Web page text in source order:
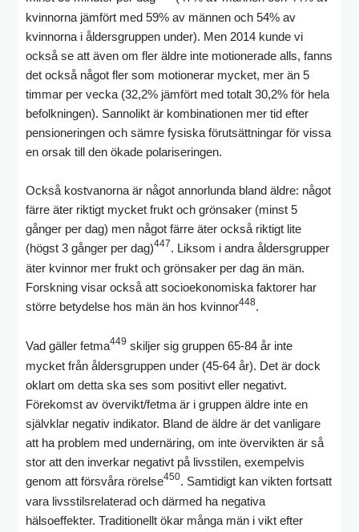
kvinnorna jämfört med 59% av männen och 54% av
kvinnorna i åldersgruppen under). Men 2014 kunde vi
också se att även om fler äldre inte motionerade alls, fanns
det också något fler som motionerar mycket, mer än 5
timmar per vecka (32,2% jämfört med totalt 30,2% för hela
befolkningen). Sannolikt är kombinationen mer tid efter
pensioneringen och sämre fysiska förutsättningar för vissa
en orsak till den ökade polariseringen.
Också kostvanorna är något annorlunda bland äldre: något
färre äter riktigt mycket frukt och grönsaker (minst 5
gånger per dag) men något färre äter också riktigt lite
(högst 3 gånger per dag)447. Liksom i andra åldersgrupper
äter kvinnor mer frukt och grönsaker per dag än män.
Forskning visar också att socioekonomiska faktorer har
större betydelse hos män än hos kvinnor448.
Vad gäller fetma449 skiljer sig gruppen 65-84 år inte
mycket från åldersgruppen under (45-64 år). Det är dock
oklart om detta ska ses som positivt eller negativt.
Förekomst av övervikt/fetma är i gruppen äldre inte en
självklar negativ indikator. Bland de äldre är det vanligare
att ha problem med undernäring, om inte övervikten är så
stor att den inverkar negativt på livsstilen, exempelvis
genom att försvåra rörelse450. Samtidigt kan vikten fortsatt
vara livsstilsrelaterad och därmed ha negativa
hälsoeffekter. Traditionellt ökar många män i vikt efter